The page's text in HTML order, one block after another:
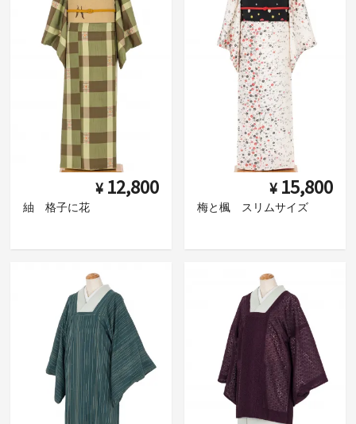
¥ 12,800
紬 格子に花
¥ 15,800
梅と楓 スリムサイズ